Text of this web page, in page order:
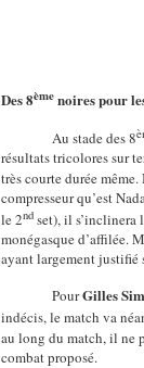
Des 8èmenoires pour
Au stade des 8
résultats tricolores sur
très courte durée même.
compresseur qu’est
le 2nd set), il s’inclinera
monégasque d’affilée.
ayant largement justifié
PourGilles
indécis, le match va
au long du match, il ne
combat proposé.